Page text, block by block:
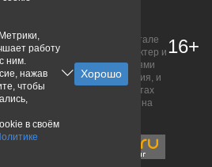
рекламодателей
банков, размещенная на портале
ознакомительный характер и
определяемой положениями
точного и полного описания, и
условия уточняйте на сайтах
Исключительное право на
их правообладателям.
16+
работу
ним.
нажав
чтобы
в своём